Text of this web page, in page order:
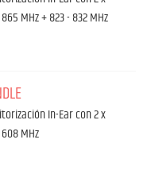
MHz + 823 - 832 MHz
In-Ear con 2 x
MHz